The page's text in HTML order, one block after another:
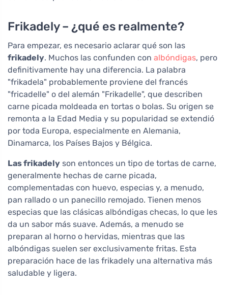
Frikadely – ¿qué es realmente?
Para empezar, es necesario aclarar qué son las
frikadely. Muchos las confunden con albóndigas, pero
definitivamente hay una diferencia. La palabra
"frikadela" probablemente proviene del francés
"fricadelle" o del alemán "Frikadelle", que describen
carne picada moldeada en tortas o bolas. Su origen se
remonta a la Edad Media y su popularidad se extendió
por toda Europa, especialmente en Alemania,
Dinamarca, los Países Bajos y Bélgica.
Las frikadely son entonces un tipo de tortas de carne,
generalmente hechas de carne picada,
complementadas con huevo, especias y, a menudo,
pan rallado o un panecillo remojado. Tienen menos
especias que las clásicas albóndigas checas, lo que les
da un sabor más suave. Además, a menudo se
preparan al horno o hervidas, mientras que las
albóndigas suelen ser exclusivamente fritas. Esta
preparación hace de las frikadely una alternativa más
saludable y ligera.